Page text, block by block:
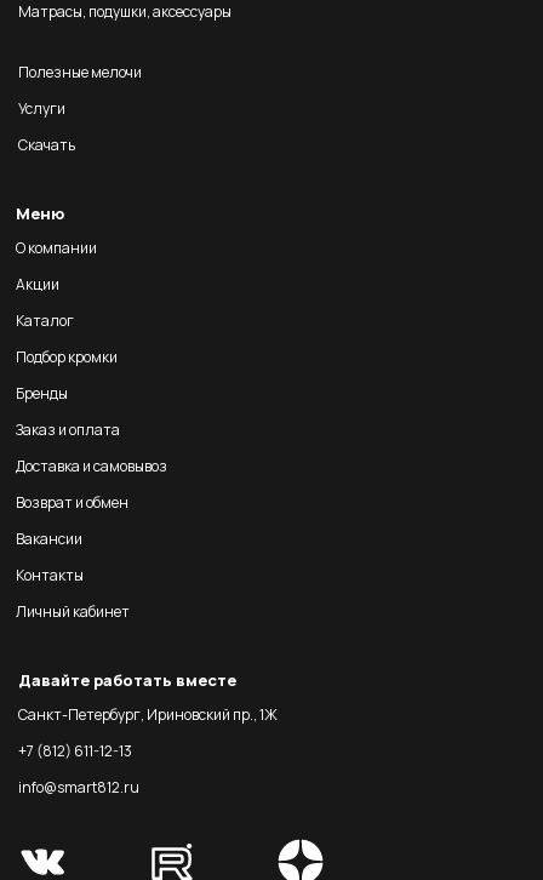
Матрасы, подушки, аксессуары
Полезные мелочи
Услуги
Скачать
Меню
О компании
Акции
Каталог
Подбор кромки
Бренды
Заказ и оплата
Доставка и самовывоз
Возврат и обмен
Вакансии
Контакты
Личный кабинет
Давайте работать вместе
Санкт-Петербург, Ириновский пр., 1Ж
+7 (812) 611-12-13
info@smart812.ru